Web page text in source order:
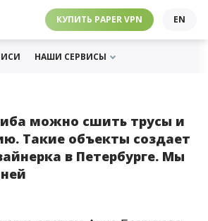
КУПИТЬ PAPER VPN EN
МЫ В ИНСТАГРАМЕ
НАШИ СЕРВИСЫ
⛔️ ГАЙД ПРО ЧЕБУРНЕТ
МЫ В ТЕЛЕГРАМЕ
можно сшить трусы и
Такие объекты создает
в Петербурге. Мы